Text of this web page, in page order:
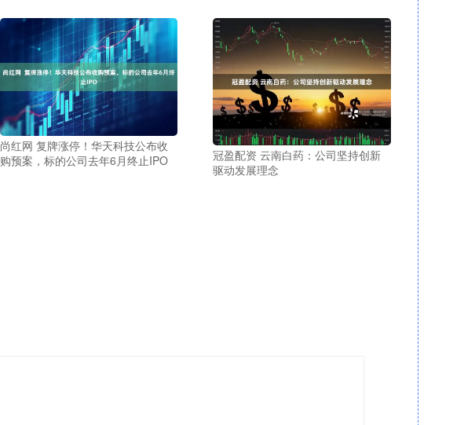
尚红网 复牌涨停！华天科技公布收
购预案，标的公司去年6月终止IPO
冠盈配资 云南白药：公司坚持创新
驱动发展理念